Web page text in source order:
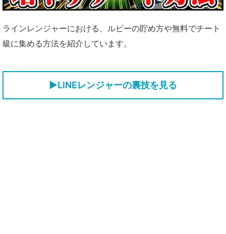
ラインレンジャーにおける、ルビーの貯め方や無料でチート
級に集める方法を紹介しています。
▶LINEレンジャーの裏技を見る